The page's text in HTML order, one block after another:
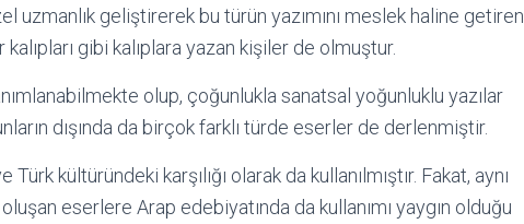
uzmanlık geliştirerek bu türün yazımını meslek haline getiren
gibi kalıplara yazan kişiler de olmuştur.
olup, çoğunlukla sanatsal yoğunluklu yazılar
dışında da birçok farklı türde eserler de derlenmiştir.
kültüründeki karşılığı olarak da kullanılmıştır. Fakat, aynı
eserlere Arap edebiyatında da kullanımı yaygın olduğu